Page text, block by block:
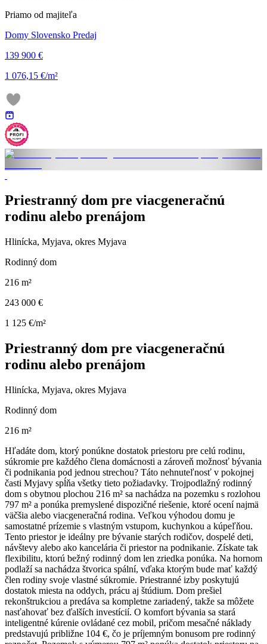
Priamo od majiteľa
Domy Slovensko Predaj
139 900 €
1 076,15 €/m²
Priestranný dom pre viacgeneračnú
rodinu alebo prenájom
Hlinícka, Myjava, okres Myjava
Rodinný dom
216 m²
243 000 €
1 125 €/m²
Priestranný dom pre viacgeneračnú
rodinu alebo prenájom
Hlinícka, Myjava, okres Myjava
Rodinný dom
216 m²
Hľadáte dom, ktorý ponúkne dostatok priestoru pre celú rodinu,
súkromie pre každého člena domácnosti a zároveň možnosť bývania
či podnikania pod jednou strechou? Táto nehnuteľnosť v pokojnej
časti Myjavy spĺňa všetky tieto požiadavky. Trojpodlažný rodinný
dom s obytnou plochou 216 m² sa nachádza na pozemku s rozlohou
797 m² a ponúka premyslené dispozičné riešenie, ktoré ocení najmä
väčšia alebo viacgeneračná rodina. Veľkou výhodou domu je
samostatné prízemie s vlastným vstupom, kuchynkou a kúpeľňou.
Tento priestor je ideálny pre bývanie starých rodičov, dospelé deti,
návštevy alebo ako kancelária či priestor na podnikanie. Získate tak
flexibilitu, ktorú bežný rodinný dom len zriedka ponúka. Na hornom
podlaží sa nachádza štvorica spální, vďaka ktorým bude mať každý
člen rodiny svoje vlastné súkromie. Priestranné izby poskytujú
dostatok miesta na oddych, prácu aj štúdium. Dom prešiel
rekonštrukciou a predáva sa kompletne zariadený, takže sa môžete
nasťahovať bez ďalších investícií. O komfort bývania sa stará
inteligentné kúrenie ovládané cez mobil, pričom mesačné náklady
predstavujú približne 104 €, čo je príjemným bonusom pre rodinný